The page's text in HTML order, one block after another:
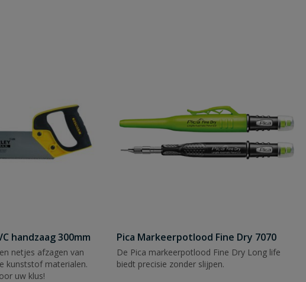
handzaag 300mm
netjes afzagen van
kunststof materialen.
uw klus!
Pica Markeerpotlood Fine Dry 7070
De Pica markeerpotlood Fine Dry Long life
biedt precisie zonder slijpen.